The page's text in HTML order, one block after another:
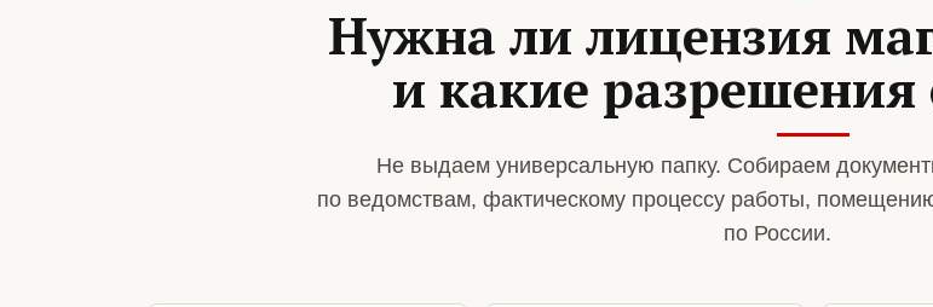
Нужна ли лицензия
и какие
Не выдаем универсальную папку. Собираем
по ведомствам, фактическому процессу работы,
по России.